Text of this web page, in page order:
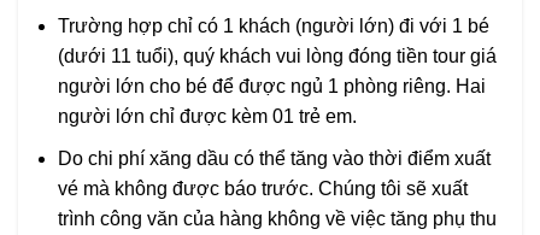
Trường hợp chỉ có 1 khách (người lớn) đi với 1 bé
(dưới 11 tuổi), quý khách vui lòng đóng tiền tour giá
người lớn cho bé để được ngủ 1 phòng riêng. Hai
người lớn chỉ được kèm 01 trẻ em.
Do chi phí xăng dầu có thể tăng vào thời điểm xuất
vé mà không được báo trước. Chúng tôi sẽ xuất
trình công văn của hàng không về việc tăng phụ thu